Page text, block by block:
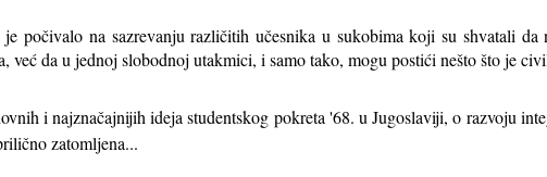
počivalo na sazrevanju različitih učesnika u sukobima koji su shvatali
već da u jednoj slobodnoj utakmici, i samo tako, mogu postići nešto što je
i najznačajnijih ideja studentskog pokreta '68. u Jugoslaviji, o razvoju
zatomljena...